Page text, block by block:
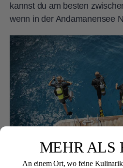
MEHR ALS
An einem Ort, wo feine
kannst du am besten
wenn in der Andamanensee